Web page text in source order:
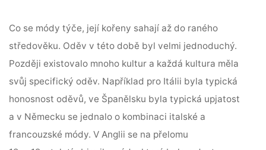
Co se módy týče, její kořeny sahají až do raného
středověku. Oděv v této době byl velmi jednoduchý.
Později existovalo mnoho kultur a každá kultura měla
svůj specifický oděv. Například pro Itálii byla typická
honosnost oděvů, ve Španělsku byla typická upjatost
a v Německu se jednalo o kombinaci italské a
francouzské módy. V Anglii se na přelomu